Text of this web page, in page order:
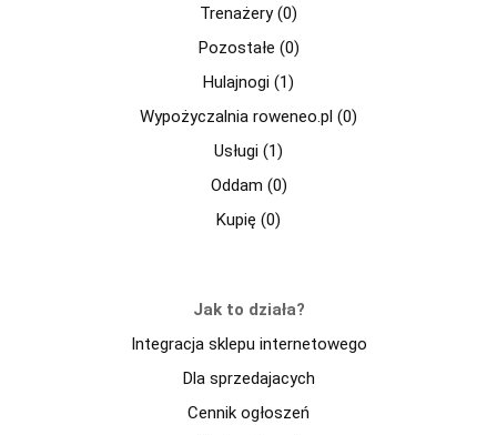
Trenażery (0)
Pozostałe (0)
Hulajnogi (1)
Wypożyczalnia roweneo.pl (0)
Usługi (1)
Oddam (0)
Kupię (0)
Jak to działa?
Integracja sklepu internetowego
Dla sprzedajacych
Cennik ogłoszeń